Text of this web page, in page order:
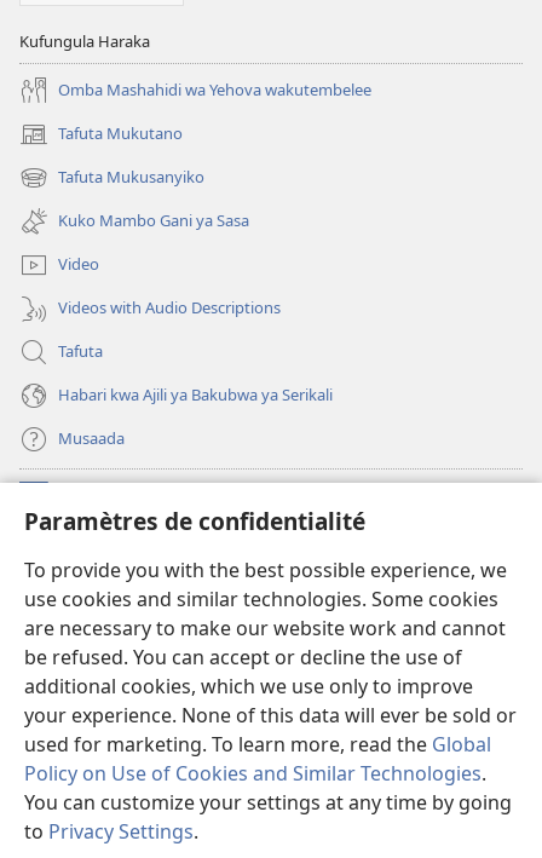
Paramètres de confidentialité
To provide you with the best possible experience, we
use cookies and similar technologies. Some cookies
are necessary to make our website work and cannot
be refused. You can accept or decline the use of
additional cookies, which we use only to improve
your experience. None of this data will ever be sold or
used for marketing. To learn more, read the Global
Policy on Use of Cookies and Similar Technologies.
You can customize your settings at any time by going
to Privacy Settings.
Kufungula Haraka
Omba Mashahidi wa Yehova wakutembelee
Tafuta Mukutano
(opens
new
window)
Tafuta Mukusanyiko
(opens
new
window)
Kuko Mambo Gani ya Sasa
Video
Videos with Audio Descriptions
Tafuta
Habari kwa Ajili ya Bakubwa ya Serikali
Musaada
(opens
new
Maktaba ku Enternete
(opens
new
window)JW Hub
(opens
new
window)Programu ya JW Library
Copyright© 2026 Watch Tower Bible and Tract Society of Pennsylvania.
KANUNI ZA MATUMIZI|